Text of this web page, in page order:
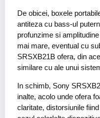
De obicei, boxele
antiteza cu bass-ul
profunzime si
mai mare, eventual cu
SRSXB21B ofera, din
similare cu ale unui
In schimb, Sony
inalte, acolo unde ofera
claritate, distorsiunile